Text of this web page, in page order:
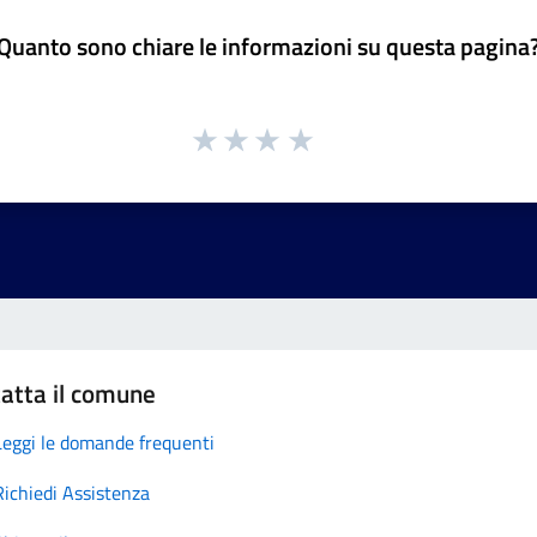
sono chiare le informazioni su questa
il comune
le domande frequenti
Assistenza